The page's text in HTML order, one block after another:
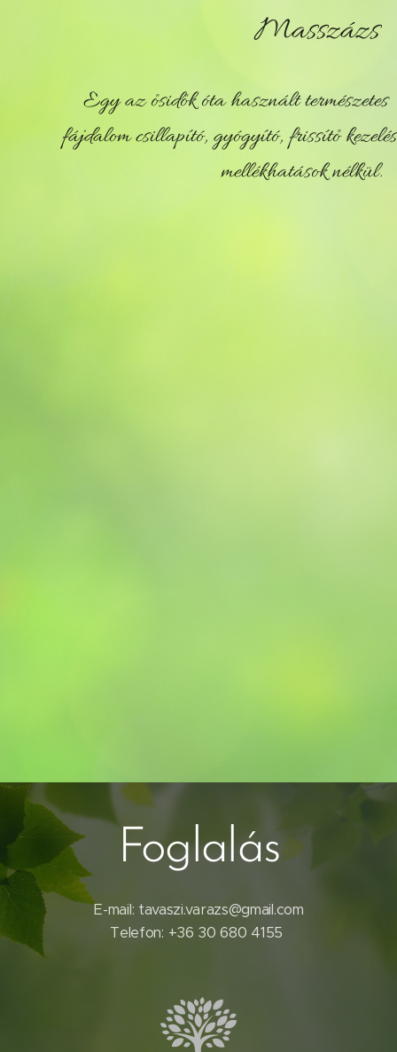
Masszázs
Egy az ősidők óta használt természetes
fájdalom csillapító, gyógyító, frissítő kezelés
mellékhatások nélkül.
Foglalás
E-mail: tavaszi.varazs@gmail.com
Telefon: +36 30 680 4155